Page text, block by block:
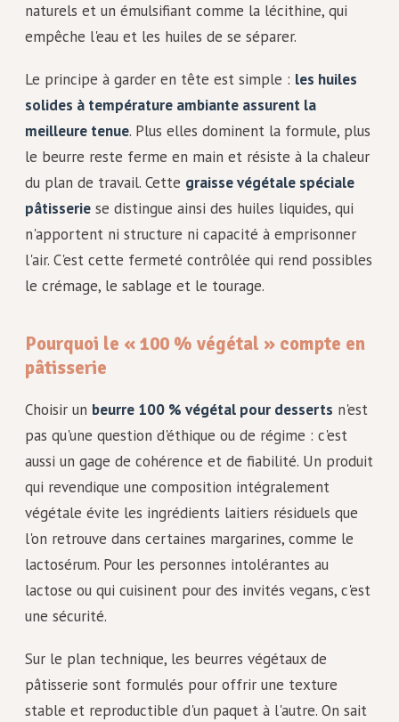
naturels et un émulsifiant comme la lécithine, qui
empêche l'eau et les huiles de se séparer.
Le principe à garder en tête est simple : les huiles
solides à température ambiante assurent la
meilleure tenue. Plus elles dominent la formule, plus
le beurre reste ferme en main et résiste à la chaleur
du plan de travail. Cette graisse végétale spéciale
pâtisserie se distingue ainsi des huiles liquides, qui
n'apportent ni structure ni capacité à emprisonner
l'air. C'est cette fermeté contrôlée qui rend possibles
le crémage, le sablage et le tourage.
Pourquoi le « 100 % végétal » compte en
pâtisserie
Choisir un beurre 100 % végétal pour desserts n'est
pas qu'une question d'éthique ou de régime : c'est
aussi un gage de cohérence et de fiabilité. Un produit
qui revendique une composition intégralement
végétale évite les ingrédients laitiers résiduels que
l'on retrouve dans certaines margarines, comme le
lactosérum. Pour les personnes intolérantes au
lactose ou qui cuisinent pour des invités vegans, c'est
une sécurité.
Sur le plan technique, les beurres végétaux de
pâtisserie sont formulés pour offrir une texture
stable et reproductible d'un paquet à l'autre. On sait